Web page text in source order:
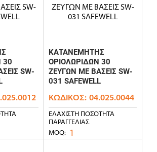
30
SW-
ΚΑΤΑΝΕΜΗΤΗΣ
ΟΡΙΟΛΩΡΙΔΩΝ 30
ΖΕΥΓΩΝ ΜΕ ΒΑΣΕΙΣ SW-
031 SAFEWELL
ΚΩΔΙΚΌΣ: 04.025.0044
ΕΛΆΧΙΣΤΗ ΠΟΣΌΤΗΤΑ
ΠΑΡΑΓΓΕΛΊΑΣ
MOQ: 1